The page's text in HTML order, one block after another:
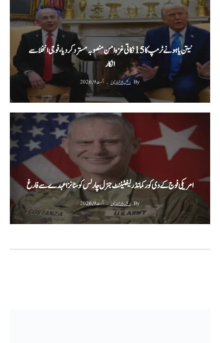
نیتن یاہو نے ٹرمپ کا 15 نکاتی غزہ امن منصوبہ مسترد کردیا، فوجی انخلا سے
انکار
By رئیس الاخبار نیوز اگست 9, 2026
امریکی فوج کے وی کور کمانڈر لیفٹیننٹ جنرل چارلس کوسٹانزا عہدے سے فارغ
By رئیس الاخبار نیوز اگست 9, 2026